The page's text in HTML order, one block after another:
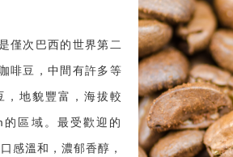
僅次巴西的世界第二
啡豆，中間有許多等
，地貌豐富，海拔較
區域。最受歡迎的
感溫和，濃郁香醇，